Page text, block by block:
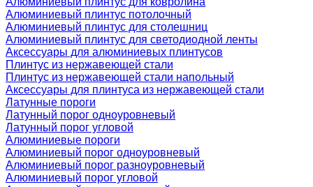
Алюминиевый плинтус потолочный
Алюминиевый плинтус для столешниц
Алюминиевый плинтус для светодиодной ленты
Аксессуары для алюминиевых плинтусов
Плинтус из нержавеющей стали
Плинтус из нержавеющей стали напольный
Аксессуары для плинтуса из нержавеющей стали
Латунные пороги
Латунный порог одноуровневый
Латунный порог угловой
Алюминиевые пороги
Алюминиевый порог одноуровневый
Алюминиевый порог разноуровневый
Алюминиевый порог угловой